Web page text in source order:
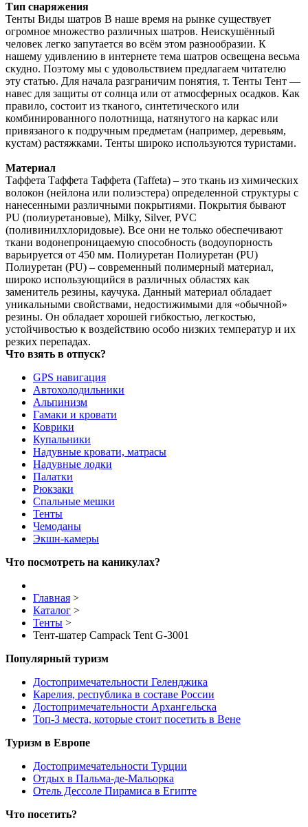
Тип снаряжения
Тенты Виды шатров В наше время на рынке существует
огромное множество различных шатров. Неискушённый
человек легко запутается во всём этом разнообразии. К
нашему удивлению в интернете тема шатров освещена весьма
скудно. Поэтому мы с удовольствием предлагаем читателю
эту статью. Для начала разграничим понятия, т. Тенты Тент —
навес для защиты от солнца или от атмосферных осадков. Как
правило, состоит из тканого, синтетического или
комбинированного полотнища, натянутого на каркас или
привязаного к подручным предметам (например, деревьям,
кустам) растяжками. Тенты широко используются туристами.
Материал
Таффета Таффета Таффета (Taffeta) – это ткань из химических
волокон (нейлона или полиэстера) определенной структуры с
нанесенными различными покрытиями. Покрытия бывают
PU (полиуретановые), Milky, Silver, PVC
(поливинилхлоридовые). Все они не только обеспечивают
ткани водонепроницаемую способность (водоупорность
варьируется от 450 мм. Полиуретан Полиуретан (PU)
Полиуретан (PU) – современный полимерный материал,
широко использующийся в различных областях как
заменитель резины, каучука. Данный материал обладает
уникальными свойствами, недостижимыми для «обычной»
резины. Он обладает хорошей гибкостью, легкостью,
устойчивостью к воздействию особо низких температур и их
резких перепадах.
Что взять в отпуск?
GPS навигация
Автохолодильники
Альпинизм
Гамаки и кровати
Коврики
Купальники
Надувные кровати, матрасы
Надувные лодки
Палатки
Рюкзаки
Спальные мешки
Тенты
Чемоданы
Экшн-камеры
Что посмотреть на каникулах?
Главная >
Каталог >
Тенты >
Тент-шатер Campack Tent G-3001
Популярный туризм
Достопримечательности Геленджика
Карелия, республика в составе России
Достопримечательности Архангельска
Топ-3 места, которые стоит посетить в Вене
Туризм в Европе
Достопримечательности Турции
Отдых в Пальма-де-Мальорка
Отель Дессоле Пирамиса в Египте
Что посетить?